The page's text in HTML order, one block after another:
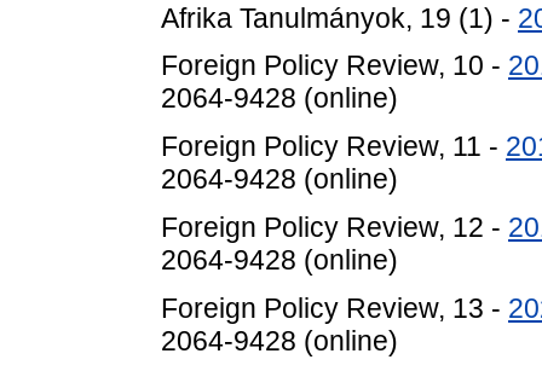
Afrika Tanulmányok, 19 (1) -
Foreign Policy Review, 10 -
2064-9428 (online)
Foreign Policy Review, 11 -
2064-9428 (online)
Foreign Policy Review, 12 -
2064-9428 (online)
Foreign Policy Review, 13 -
2064-9428 (online)